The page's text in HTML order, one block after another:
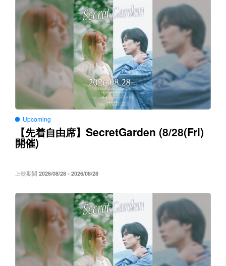
Upcoming
【先着自由席】 SecretGarden (8/28(Fri)
開催)
上映期間 2026/08/28 - 2026/08/28